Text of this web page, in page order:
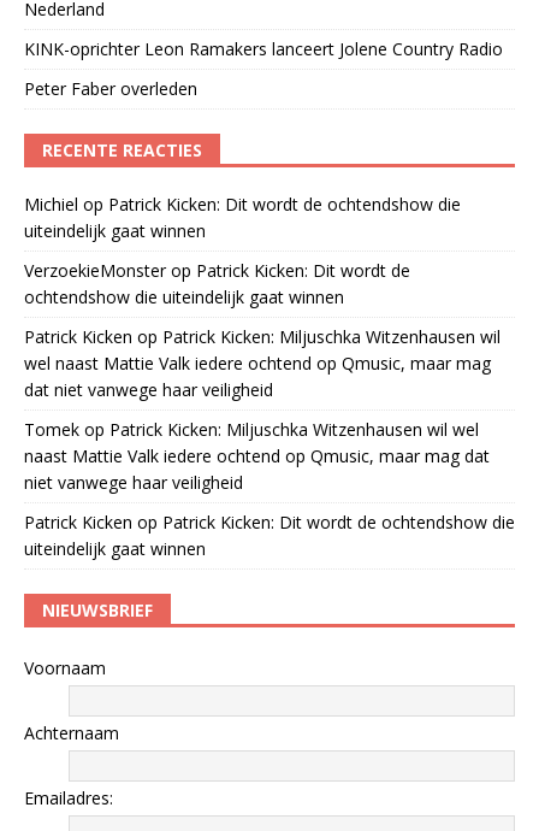
Nederland
KINK-oprichter Leon Ramakers lanceert Jolene Country Radio
Peter Faber overleden
RECENTE REACTIES
Michiel op Patrick Kicken: Dit wordt de ochtendshow die
uiteindelijk gaat winnen
VerzoekieMonsterop Patrick Kicken: Dit wordt de
ochtendshow die uiteindelijk gaat winnen
Patrick Kicken op Patrick Kicken: Miljuschka Witzenhausen wil
wel naast Mattie Valk iedere ochtend op Qmusic, maar mag
dat niet vanwege haar veiligheid
Tomek op Patrick Kicken: Miljuschka Witzenhausen wil wel
naast Mattie Valk iedere ochtend op Qmusic, maar mag dat
niet vanwege haar veiligheid
Patrick Kicken op Patrick Kicken: Dit wordt de ochtendshow die
uiteindelijk gaat winnen
NIEUWSBRIEF
Voornaam
Achternaam
Emailadres: